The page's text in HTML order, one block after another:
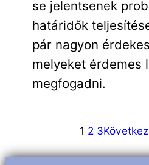
se jelentsenek
határidők
pár nagyon
melyeket érdemes
megfogadni.
1 2 3